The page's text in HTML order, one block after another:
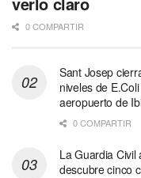
0 COMPARTIR
Sant Josep
niveles de
aeropuerto de
0 COMPARTIR
La Guardia Civil
descubre cinco